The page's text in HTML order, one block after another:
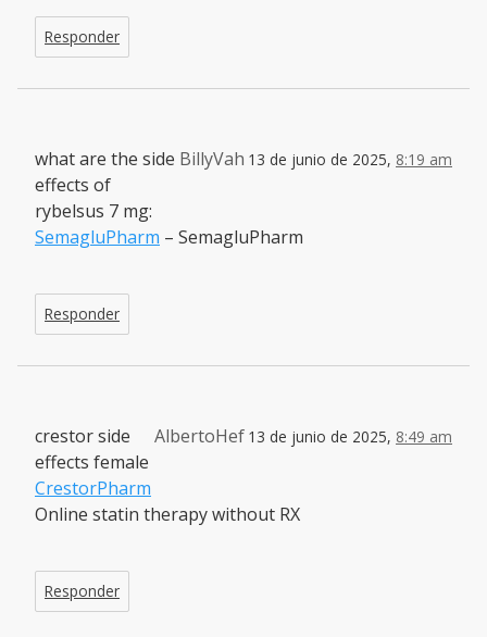
Responder
BillyVah 13 de junio de 2025, 8:19 am
what are the side
effects of
rybelsus 7 mg:
SemagluPharm – SemagluPharm
Responder
AlbertoHef 13 de junio de 2025, 8:49 am
crestor side
effects female
CrestorPharm
Online statin therapy without RX
Responder